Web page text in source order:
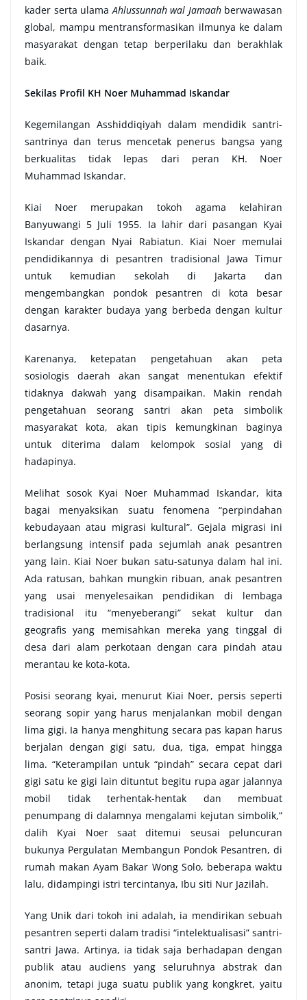
kader serta ulamaAhlussunnah wal Jamaahberwawasan
global, mampu mentransformasikan ilmunya ke dalam
masyarakat dengan tetap berperilaku dan berakhlak
baik.
Sekilas Profil KH Noer Muhammad Iskandar
Kegemilangan Asshiddiqiyah dalam mendidik santri-
santrinya dan terus mencetak penerus bangsa yang
berkualitas tidak lepas dari peran KH. Noer
Muhammad Iskandar.
Kiai Noer merupakan tokoh agama kelahiran
Banyuwangi 5 Juli 1955. Ia lahir dari pasangan Kyai
Iskandar dengan Nyai Rabiatun. Kiai Noer memulai
pendidikannya di pesantren tradisional Jawa Timur
untuk kemudian sekolah di Jakarta dan
mengembangkan pondok pesantren di kota besar
dengan karakter budaya yang berbeda dengan kultur
dasarnya.
Karenanya, ketepatan pengetahuan akan peta
sosiologis daerah akan sangat menentukan efektif
tidaknya dakwah yang disampaikan. Makin rendah
pengetahuan seorang santri akan peta simbolik
masyarakat kota, akan tipis kemungkinan baginya
untuk diterima dalam kelompok sosial yang di
hadapinya.
Melihat sosok Kyai Noer Muhammad Iskandar, kita
bagai menyaksikan suatu fenomena “perpindahan
kebudayaan atau migrasi kultural”. Gejala migrasi ini
berlangsung intensif pada sejumlah anak pesantren
yang lain. Kiai Noer bukan satu-satunya dalam hal ini.
Ada ratusan, bahkan mungkin ribuan, anak pesantren
yang usai menyelesaikan pendidikan di lembaga
tradisional itu “menyeberangi” sekat kultur dan
geografis yang memisahkan mereka yang tinggal di
desa dari alam perkotaan dengan cara pindah atau
merantau ke kota-kota.
Posisi seorang kyai, menurut Kiai Noer, persis seperti
seorang sopir yang harus menjalankan mobil dengan
lima gigi. Ia hanya menghitung secara pas kapan harus
berjalan dengan gigi satu, dua, tiga, empat hingga
lima. “Keterampilan untuk “pindah” secara cepat dari
gigi satu ke gigi lain dituntut begitu rupa agar jalannya
mobil tidak terhentak-hentak dan membuat
penumpang di dalamnya mengalami kejutan simbolik,”
dalih Kyai Noer saat ditemui seusai peluncuran
bukunya Pergulatan Membangun Pondok Pesantren, di
rumah makan Ayam Bakar Wong Solo, beberapa waktu
lalu, didampingi istri tercintanya, Ibu siti Nur Jazilah.
Yang Unik dari tokoh ini adalah, ia mendirikan sebuah
pesantren seperti dalam tradisi “intelektualisasi” santri-
santri Jawa. Artinya, ia tidak saja berhadapan dengan
publik atau audiens yang seluruhnya abstrak dan
anonim, tetapi juga suatu publik yang kongkret, yaitu